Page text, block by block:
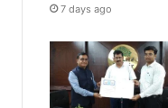
7 days ago